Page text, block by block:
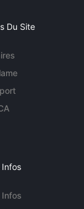
Du Site
Infos
Infos